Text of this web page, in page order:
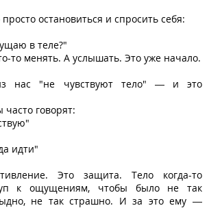
остановиться и спросить себя:
в теле?"
то менять. А услышать. Это уже начало.
нас "не чувствуют тело" — и это
часто говорят:
идти"
Это защита. Тело когда-то
к ощущениям, чтобы было не так
не так страшно. И за это ему —